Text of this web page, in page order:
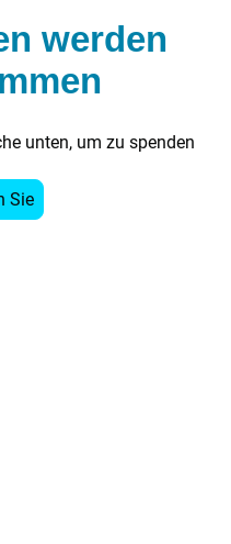
werden
unten, um zu spenden
Sie